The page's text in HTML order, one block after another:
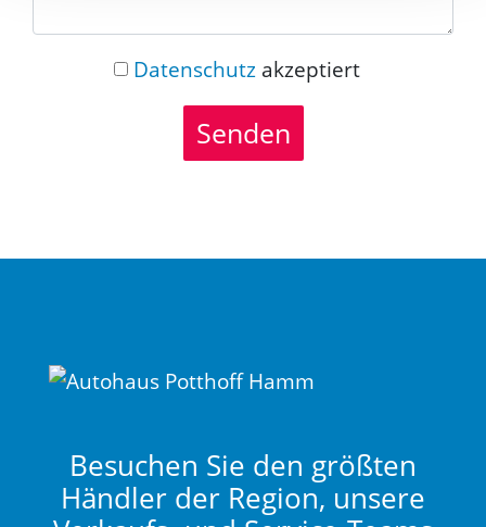
Datenschutzakzeptiert
Senden
Besuchen Sie den größten
Händler der Region, unsere